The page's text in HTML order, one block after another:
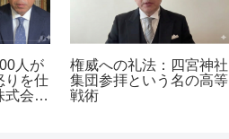
人が
りを仕
式会社
権威への礼法：四宮神社
集団参拝という名の高等
戦術